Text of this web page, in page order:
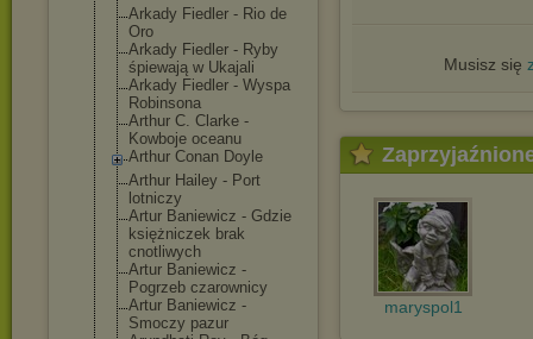
Arkady Fiedler - Rio de
Oro
Arkady Fiedler - Ryby
śpiewają w Ukajali
Arkady Fiedler - Wyspa
Robinsona
Arthur C. Clarke -
Kowboje oceanu
Arthur Conan Doyle
Arthur Hailey - Port
lotniczy
Artur Baniewicz - Gdzie
księżniczek brak
cnotliwych
Artur Baniewicz -
Pogrzeb czarownicy
Artur Baniewicz -
Smoczy pazur
Musisz się
maryspol1